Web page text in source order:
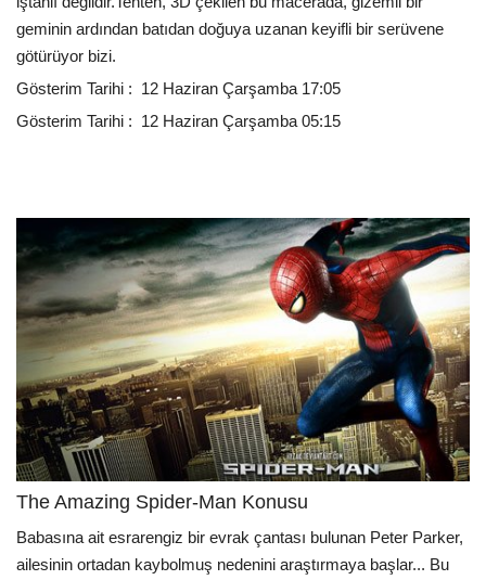
geminin ardından batıdan doğuya uzanan keyifli bir serüvene
götürüyor bizi.
Gösterim Tarihi : 12 Haziran Çarşamba 17:05
Gösterim Tarihi : 12 Haziran Çarşamba 05:15
The Amazing Spider-Man Konusu
Babasına ait esrarengiz bir evrak çantası bulunan Peter Parker,
ailesinin ortadan kaybolmuş nedenini araştırmaya başlar... Bu